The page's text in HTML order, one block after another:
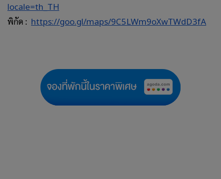
locale=th_TH
พิกัด : https://goo.gl/maps/9C5LWm9oXwTWdD3fA